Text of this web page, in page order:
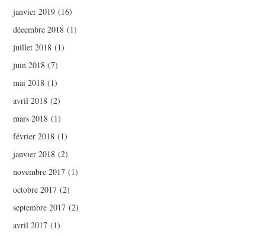
janvier 2019 (16)
décembre 2018 (1)
juillet 2018 (1)
juin 2018 (7)
mai 2018 (1)
avril 2018 (2)
mars 2018 (1)
février 2018 (1)
janvier 2018 (2)
novembre 2017 (1)
octobre 2017 (2)
septembre 2017 (2)
avril 2017 (1)